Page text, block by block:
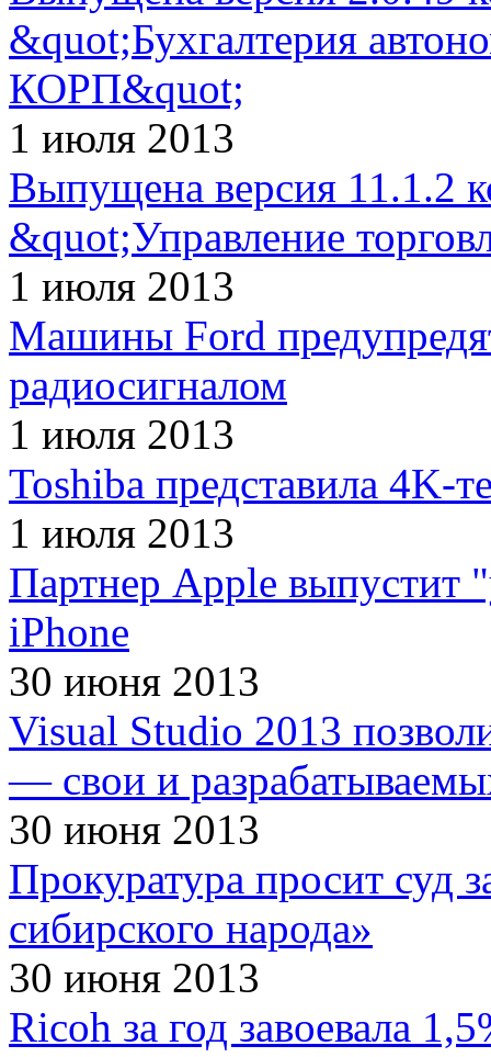
&quot;Бухгалтерия
КОРП&quot;
1 июля 2013
Выпущена версия 11.1.2
&quot;Управление
1 июля 2013
Машины Ford
радиосигналом
1 июля 2013
Toshiba представила 4K-
1 июля 2013
Партнер Apple выпустит
iPhone
30 июня 2013
Visual Studio 2013
— свои и
30 июня 2013
Прокуратура просит суд
сибирского народа»
30 июня 2013
Ricoh за год завоевала